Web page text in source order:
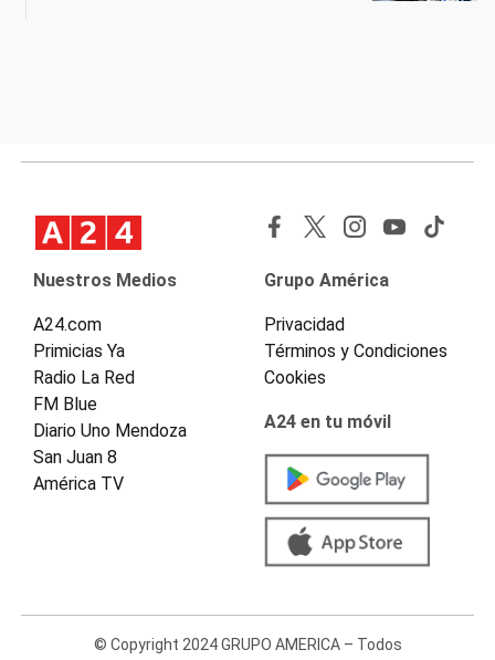
Nuestros Medios
A24.com
Primicias Ya
Radio La Red
FM Blue
Diario Uno Mendoza
San Juan 8
América TV
Grupo América
Privacidad
Términos y Condiciones
Cookies
A24 en tu móvil
© Copyright 2024 GRUPO AMERICA – Todos